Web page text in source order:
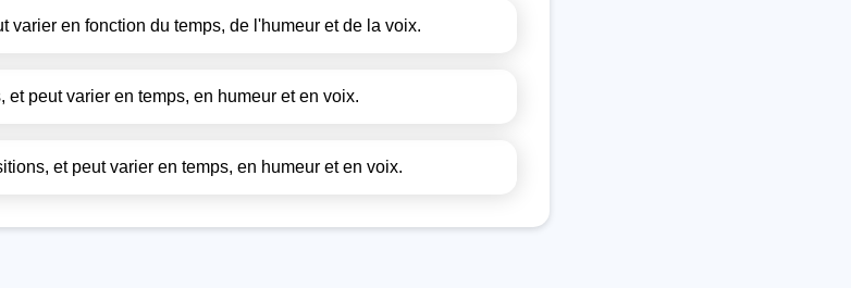
en fonction du temps, de l'humeur et de la voix.
peut varier en temps, en humeur et en voix.
et peut varier en temps, en humeur et en voix.